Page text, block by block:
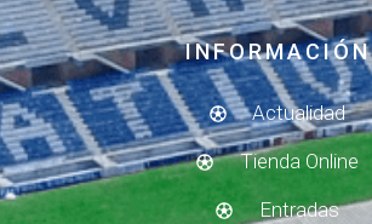
INFORMACIÓN
Actualidad
Tienda Online
Entradas